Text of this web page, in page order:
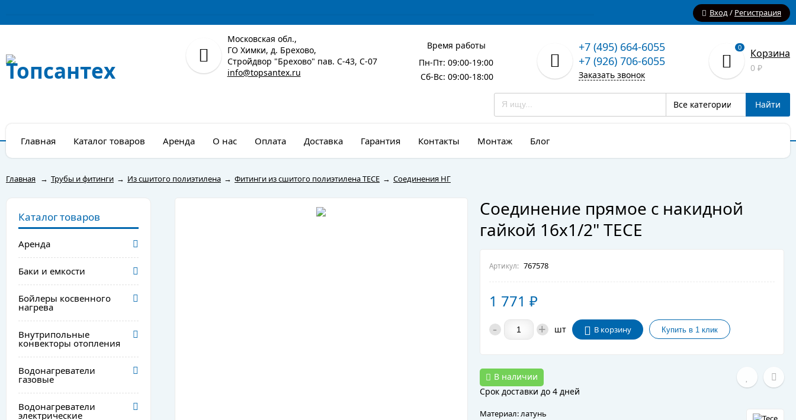
Вход/ Регистрация
Московская обл.,
ГО Химки, д. Брехово,
Стройдвор "Брехово" пав. С-43, С-07
info@topsantex.ru
Время работы
Пн-Пт: 09:00-19:00
Сб-Вс: 09:00-18:00
+7 (495) 664-6055
+7 (926) 706-6055
Заказать звонок
0 Корзина
0 ₽
Все категории Найти
Главная Каталог товаров Аренда О нас Оплата Доставка Гарантия Контакты Монтаж Блог
Главная → Трубы и фитинги → Из сшитого полиэтилена → Фитинги из сшитого полиэтилена TECE → Соединения НГ
Каталог товаров
Аренда
Баки и емкости
Бойлеры косвенного
нагрева
Внутрипольные
конвекторы отопления
Водонагреватели
газовые
Водонагреватели
электрические
Соединение прямое с накидной
гайкой 16х1/2" TECE
Артикул: 767578
1 771 ₽
- + шт В корзину
В наличии
Срок доставки до 4 дней
Материал: латунь